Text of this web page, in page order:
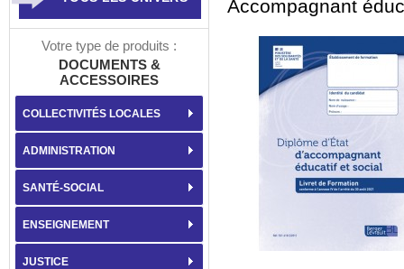
Accompagnant
Votre type de produits :
DOCUMENTS &
ACCESSOIRES
COLLECTIVITÉS LOCALES
ADMINISTRATION
SANTÉ-SOCIAL
ENSEIGNEMENT
JUSTICE